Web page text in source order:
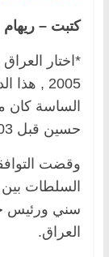
كتبت – ريهام
*اختار
2005 ,
الساسة
حسين قبل 2003 .
وقضت
السلطات
سني ورئيس
العراق.